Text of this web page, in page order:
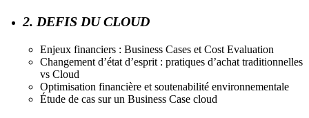
2. DEFIS DU CLOUD
Enjeux financiers : Business Cases et Cost Evaluation
Changement d’état d’esprit : pratiques d’achat traditionnelles
vs Cloud
Optimisation financière et soutenabilité environnementale
Étude de cas sur un Business Case cloud